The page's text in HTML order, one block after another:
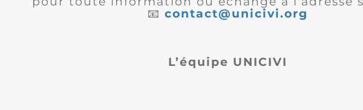
📧 contact@unicivi.org
L’équipe UNICIVI